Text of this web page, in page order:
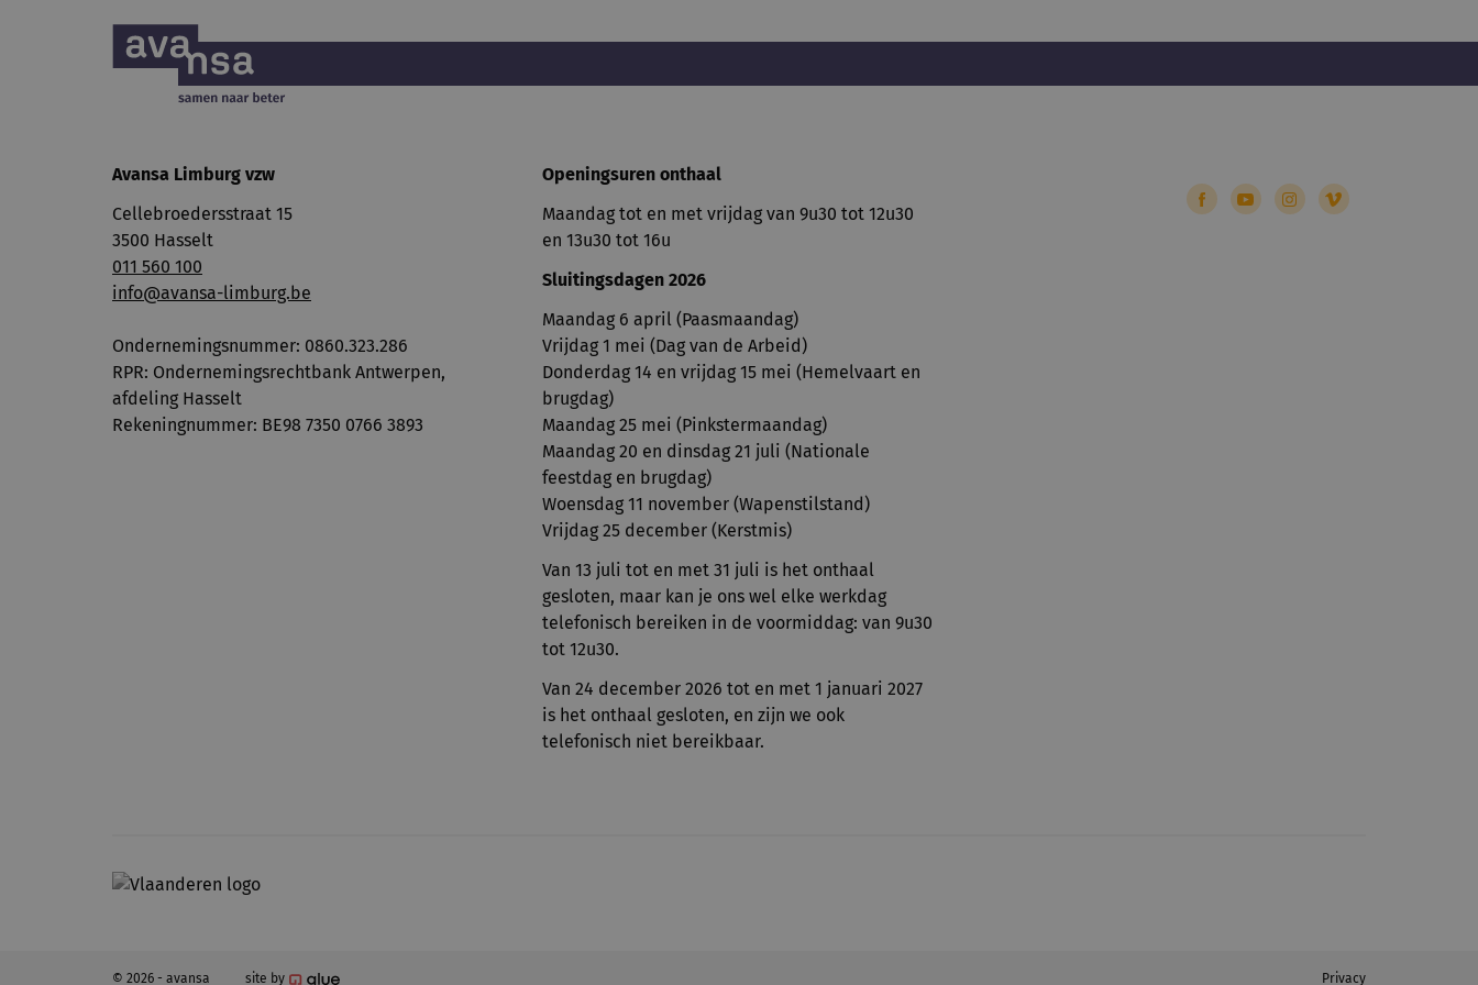
Avansa Limburg vzw
Cellebroedersstraat 15
3500 Hasselt
011 560 100
info@avansa-limburg.be
Ondernemingsnummer: ​0860.323.286
RPR: Ondernemingsrechtbank Antwerpen,
afdeling Hasselt
Rekeningnummer: BE98 7350 0766 3893
Openingsuren onthaal
Maandag tot en met vrijdag van 9u30 tot 12u30
en 13u30 tot 16u
Sluitingsdagen 2026
Maandag 6 april (Paasmaandag)
Vrijdag 1 mei (Dag van de Arbeid)
Donderdag 14 en vrijdag 15 mei (Hemelvaart en
brugdag)
Maandag 25 mei (Pinkstermaandag)
Maandag 20 en dinsdag 21 juli (Nationale
feestdag en brugdag)
Woensdag 11 november (Wapenstilstand)
Vrijdag 25 december (Kerstmis)
Van 13 juli tot en met 31 juli is het onthaal
gesloten, maar kan je ons wel elke werkdag
telefonisch bereiken in de voormiddag: van 9u30
tot 12u30.
Van 24 december 2026 tot en met 1 januari 2027
is het onthaal gesloten, en zijn we ook
telefonisch niet bereikbaar.
Privacy
© 2026 - avansa site by